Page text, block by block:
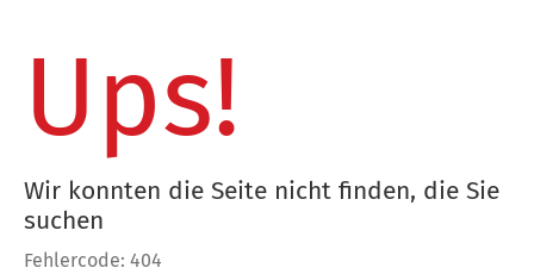
Ups!
Wir konnten die Seite nicht finden, die Sie
suchen
Fehlercode: 404